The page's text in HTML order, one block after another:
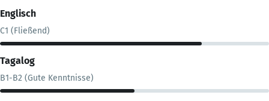
Englisch
C1 (Fließend)
Tagalog
B1-B2 (Gute Kenntnisse)